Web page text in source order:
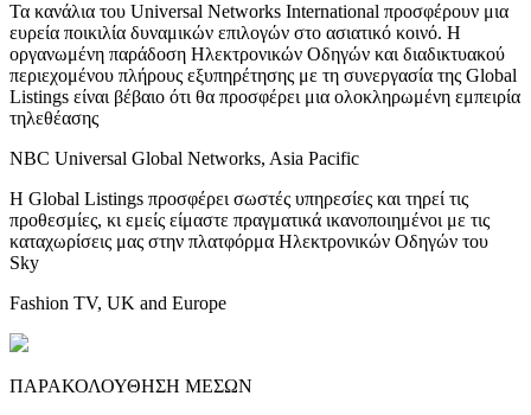
Τα κανάλια του Universal Networks International προσφέρουν μια
ευρεία ποικιλία δυναμικών επιλογών στο ασιατικό κοινό. Η
οργανωμένη παράδοση Ηλεκτρονικών Οδηγών και διαδικτυακού
περιεχομένου πλήρους εξυπηρέτησης με τη συνεργασία της Global
Listings είναι βέβαιο ότι θα προσφέρει μια ολοκληρωμένη εμπειρία
τηλεθέασης
NBC Universal Global Networks, Asia Pacific
Η Global Listings προσφέρει σωστές υπηρεσίες και τηρεί τις
προθεσμίες, κι εμείς είμαστε πραγματικά ικανοποιημένοι με τις
καταχωρίσεις μας στην πλατφόρμα Ηλεκτρονικών Οδηγών του
Sky
Fashion TV, UK and Europe
ΠΑΡΑΚΟΛΟΥΘΗΣΗ ΜΕΣΩΝ